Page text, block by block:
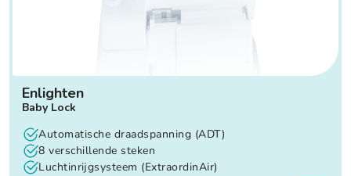
Enlighten
Baby Lock
Automatische draadspanning (ADT)
8 verschillende steken
Luchtinrijgsysteem (ExtraordinAir)